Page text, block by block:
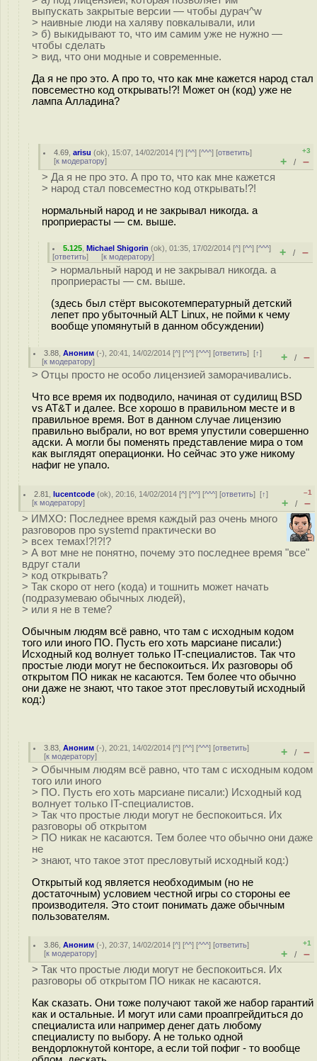
выпускать закрытые версии — чтобы дурач^w
> наивные люди на халяву повкалывали, или
> б) выкидывают то, что им самим уже не нужно —
чтобы сделать
> вид, что они модные и современные.
Да я не про это. А про то, что как мне кажется народ стал
повсеместно код открывать!?! Может он (код) уже не
лампа Алладина?
4.69 ,arisu (ok), 15:07, 14/02/2014 [^] [^^] [^^^] [ответить]
[к модератору]
+3
+ / –
> Да я не про это. А про то, что как мне кажется
> народ стал повсеместно код открывать!?!
нормальный народ и не закрывал никогда. а
проприерасты — см. выше.
5.125 ,Michael Shigorin (ok), 01:35, 17/02/2014 [^] [^^] [^^^]
[ответить] [к модератору] + / –
> нормальный народ и не закрывал никогда. а
проприерасты — см. выше.
(здесь был стёрт высокотемпературный детский
лепет про убыточный ALT Linux, не пойми к чему
вообще упомянутый в данном обсуждении)
3.88 ,Аноним (-), 20:41, 14/02/2014 [^] [^^] [^^^] [ответить][↑]
[к модератору] + / –
> Отцы просто не особо лицензией заморачивались.
Что все время их подводило, начиная от судилищ BSD
vs AT&T и далее. Все хорошо в правильном месте и в
правильное время. Вот в данном случае лицензию
правильно выбрали, но вот время упустили совершенно
адски. А могли бы поменять представление мира о том
как выглядят операционки. Но сейчас это уже никому
нафиг не упало.
2.81 ,lucentcode (ok), 20:16, 14/02/2014 [^] [^^] [^^^] [ответить][↑]
[к модератору]
–1
+ / –
> ИМХО: Последнее время каждый раз очень много
разговоров про systemd практически во
> всех темах!?!?!?
> А вот мне не понятно, почему это последнее время "все"
вдруг стали
> код открывать?
> Так скоро от него (кода) и тошнить может начать
(подразумеваю обычных людей),
> или я не в теме?
Обычным людям всё равно, что там с исходным кодом
того или иного ПО. Пусть его хоть марсиане писали:)
Исходный код волнует только IT-специалистов. Так что
простые люди могут не беспокоиться. Их разговоры об
открытом ПО никак не касаются. Тем более что обычно
они даже не знают, что такое этот пресловутый исходный
код:)
3.83 ,Аноним (-), 20:21, 14/02/2014 [^] [^^] [^^^] [ответить]
[к модератору] + / –
> Обычным людям всё равно, что там с исходным кодом
того или иного
> ПО. Пусть его хоть марсиане писали:) Исходный код
волнует только IT-специалистов.
> Так что простые люди могут не беспокоиться. Их
разговоры об открытом
> ПО никак не касаются. Тем более что обычно они даже
не
> знают, что такое этот пресловутый исходный код:)
Открытый код является необходимым (но не
достаточным) условием честной игры со стороны ее
производителя. Это стоит понимать даже обычным
пользователям.
3.86 ,Аноним (-), 20:37, 14/02/2014 [^] [^^] [^^^] [ответить]
[к модератору]
+1
+ / –
> Так что простые люди могут не беспокоиться. Их
разговоры об открытом ПО никак не касаются.
Как сказать. Они тоже получают такой же набор гарантий
как и остальные. И могут или сами проапгрейдиться до
специалиста или например денег дать любому
специалисту по выбору. А не только одной
вендорлокнутой конторе, а если той пофиг - то вообще